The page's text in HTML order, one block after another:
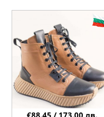
€88.45 / 173.00 лв.